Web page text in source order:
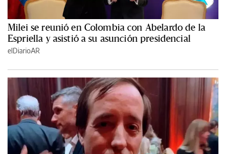
Milei se reunió en Colombia con Abelardo de la
Espriella y asistió a su asunción presidencial
elDiarioAR